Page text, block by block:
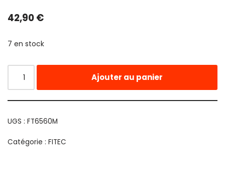
42,90€
7 en stock
Ajouter au panier
UGS : FT6560M
Catégorie : FITEC